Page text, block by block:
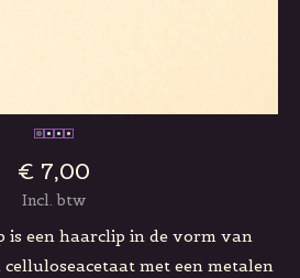
€ 7,00
Incl. btw
is een haarclip in de vorm van
met een metalen